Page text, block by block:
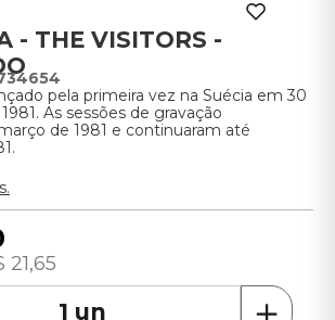
- THE VISITORS -
pela primeira vez na Suécia em 30
As sessões de gravação
de 1981 e continuaram até
21,65